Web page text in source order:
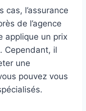
l’assurance
de l’agence
applique un prix
Cependant, il
une
pouvez vous